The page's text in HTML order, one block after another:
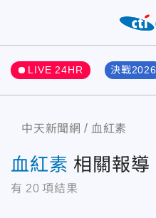
LIVE 24HR 決戰2026
中天新聞網 血紅素
血紅素 相關報導
有 20 項結果